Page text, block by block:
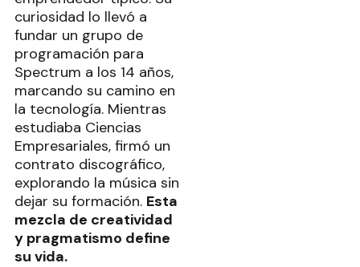
curiosidad lo llevó a
fundar un grupo de
programación para
Spectrum a los 14 años,
marcando su camino en
la tecnología. Mientras
estudiaba Ciencias
Empresariales, firmó un
contrato discográfico,
explorando la música sin
dejar su formación. Esta
mezcla de creatividad
y pragmatismo define
su vida.